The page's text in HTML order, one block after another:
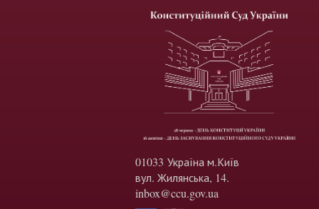
01033 Україна м.Київ
вул. Жилянська, 14.
inbox@ccu.gov.ua